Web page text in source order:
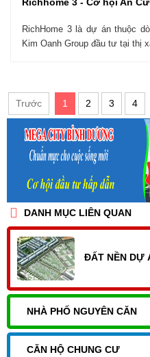
RichHome 3 là dự án thuộc
Kim Oanh Group đầu tư tại thị
Trước 1 2 3 4
DANH MỤC LIÊN QUAN
ĐẤT NỀN DỰ
NHÀ PHỐ NGUYÊN CĂN
CĂN HỘ CHUNG CƯ